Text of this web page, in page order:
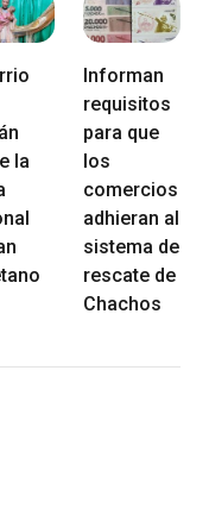
la
Informan
requisitos
para que
los
comercios
adhieran al
sistema de
rescate de
Chachos